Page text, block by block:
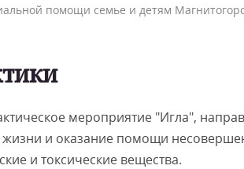
помощи семье и детям
мероприятие "Игла",
и оказание помощи
и токсические вещества.